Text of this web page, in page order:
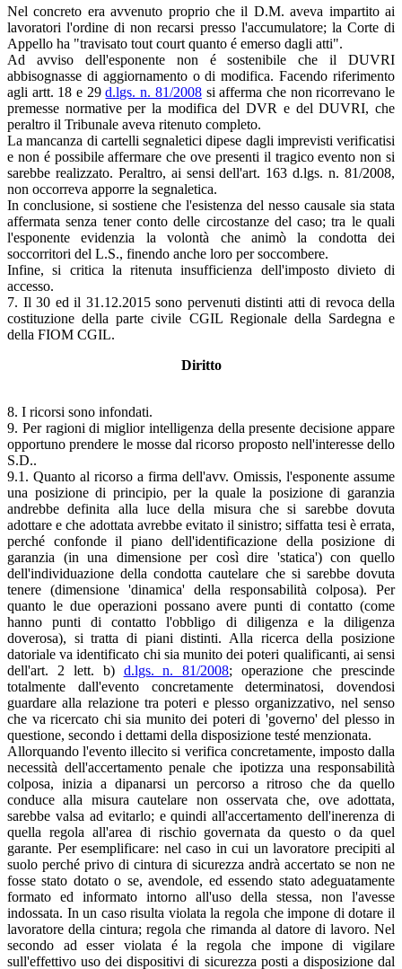
Nel concreto era avvenuto proprio che il D.M. aveva impartito ai
lavoratori l'ordine di non recarsi presso l'accumulatore; la Corte di
Appello ha "travisato tout court quanto é emerso dagli atti".
Ad avviso dell'esponente non é sostenibile che il DUVRI
abbisognasse di aggiornamento o di modifica. Facendo riferimento
agli artt. 18 e 29d.lgs. n. 81/2008si afferma che non ricorrevano le
premesse normative per la modifica del DVR e del DUVRI, che
peraltro il Tribunale aveva ritenuto completo.
La mancanza di cartelli segnaletici dipese dagli imprevisti verificatisi
e non é possibile affermare che ove presenti il tragico evento non si
sarebbe realizzato. Peraltro, ai sensi dell'art. 163 d.lgs. n. 81/2008,
non occorreva apporre la segnaletica.
In conclusione, si sostiene che l'esistenza del nesso causale sia stata
affermata senza tener conto delle circostanze del caso; tra le quali
l'esponente evidenzia la volontà che animò la condotta dei
soccorritori del L.S., finendo anche loro per soccombere.
Infine, si critica la ritenuta insufficienza dell'imposto divieto di
accesso.
7. Il 30 ed il 31.12.2015 sono pervenuti distinti atti di revoca della
costituzione della parte civile CGIL Regionale della Sardegna e
della FIOM CGIL.
Diritto
8. I ricorsi sono infondati.
9. Per ragioni di miglior intelligenza della presente decisione appare
opportuno prendere le mosse dal ricorso proposto nell'interesse dello
S.D..
9.1. Quanto al ricorso a firma dell'avv. Omissis, l'esponente assume
una posizione di principio, per la quale la posizione di garanzia
andrebbe definita alla luce della misura che si sarebbe dovuta
adottare e che adottata avrebbe evitato il sinistro; siffatta tesi è errata,
perché confonde il piano dell'identificazione della posizione di
garanzia (in una dimensione per così dire 'statica') con quello
dell'individuazione della condotta cautelare che si sarebbe dovuta
tenere (dimensione 'dinamica' della responsabilità colposa). Per
quanto le due operazioni possano avere punti di contatto (come
hanno punti di contatto l'obbligo di diligenza e la diligenza
doverosa), si tratta di piani distinti. Alla ricerca della posizione
datoriale va identificato chi sia munito dei poteri qualificanti, ai sensi
dell'art. 2 lett. b) d.lgs. n. 81/2008; operazione che prescinde
totalmente dall'evento concretamente determinatosi, dovendosi
guardare alla relazione tra poteri e plesso organizzativo, nel senso
che va ricercato chi sia munito dei poteri di 'governo' del plesso in
questione, secondo i dettami della disposizione testé menzionata.
Allorquando l'evento illecito si verifica concretamente, imposto dalla
necessità dell'accertamento penale che ipotizza una responsabilità
colposa, inizia a dipanarsi un percorso a ritroso che da quello
conduce alla misura cautelare non osservata che, ove adottata,
sarebbe valsa ad evitarlo; e quindi all'accertamento dell'inerenza di
quella regola all'area di rischio governata da questo o da quel
garante. Per esemplificare: nel caso in cui un lavoratore precipiti al
suolo perché privo di cintura di sicurezza andrà accertato se non ne
fosse stato dotato o se, avendole, ed essendo stato adeguatamente
formato ed informato intorno all'uso della stessa, non l'avesse
indossata. In un caso risulta violata la regola che impone di dotare il
lavoratore della cintura; regola che rimanda al datore di lavoro. Nel
secondo ad esser violata é la regola che impone di vigilare
sull'effettivo uso dei dispositivi di sicurezza posti a disposizione dal